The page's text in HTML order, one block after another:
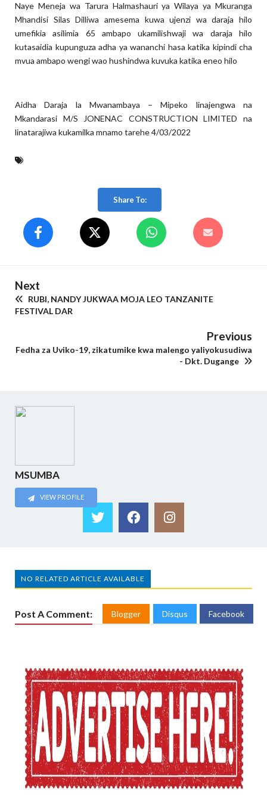
Naye Meneja wa Tarura Halmashauri ya Wilaya ya Mkuranga
Mhandisi Silas Dilliwa amesema kuwa ujenzi wa daraja hilo
umefikia asilimia 65 ambapo ukamilishwaji wa daraja hilo
kutasaidia kupunguza adha ya wananchi hasa katika kipindi cha
mvua ambapo wengi wao hushindwa kuvuka katika eneo hilo
Aidha Daraja la Mwanambaya – Mipeko linajengwa na
Mkandarasi M/S JONENAC CONSTRUCTION LIMITED na
linatarajiwa kukamilka mnamo tarehe 4/03/2022
Share To:
Next
RUBI, NANDY JUKWAA MOJA LEO TANZANITE
FESTIVAL DAR
Previous
Fedha za Uviko-19, zikatumike kwa malengo yaliyokusudiwa
- Dkt. Dugange
MSUMBA
VIEW PROFILE
NO RELATED ARTICLE AVAILABLE
Post A Comment: Blogger Disqus Facebook